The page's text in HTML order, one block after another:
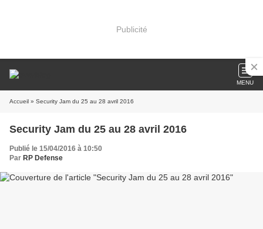
Publicité
MENU
Accueil » Security Jam du 25 au 28 avril 2016
Security Jam du 25 au 28 avril 2016
Publié le 15/04/2016 à 10:50
Par RP Defense